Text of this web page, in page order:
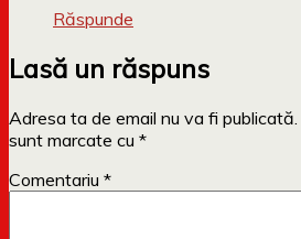
Răspunde
Lasă un răspuns
Adresa ta de email nu va fi publicată.
sunt marcate cu *
Comentariu *